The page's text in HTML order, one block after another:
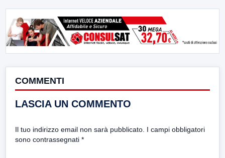
COMMENTI
LASCIA UN COMMENTO
Il tuo indirizzo email non sarà pubblicato. I campi obbligatori
sono contrassegnati *